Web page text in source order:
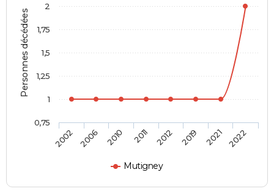
Personnes décédées
Mutigney
2002 2006 2010 2011 2012 2019 2021 2022
0,75
1
1,25
1,5
1,75
2